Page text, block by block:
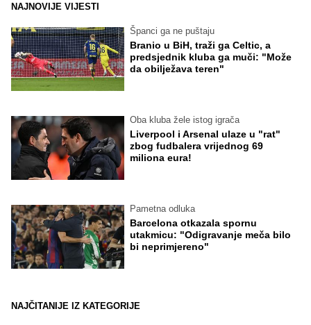
NAJNOVIJE VIJESTI
Španci ga ne puštaju
Branio u BiH, traži ga Celtic, a
predsjednik kluba ga muči: "Može
da obilježava teren"
Oba kluba žele istog igrača
Liverpool i Arsenal ulaze u "rat"
zbog fudbalera vrijednog 69
miliona eura!
Pametna odluka
Barcelona otkazala spornu
utakmicu: "Odigravanje meča bilo
bi neprimjereno"
NAJČITANIJE IZ KATEGORIJE